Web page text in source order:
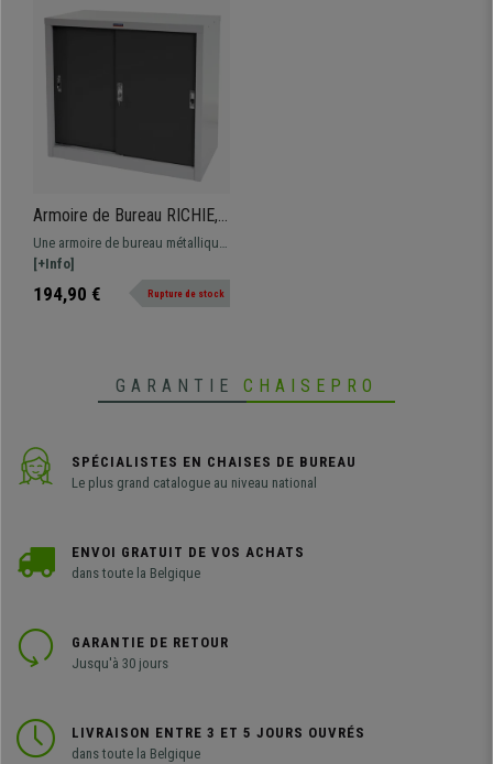
Armoire de Bureau RICHIE,
Portes Coulissantes,
Métallique, 83X91X46cm,
Une armoire de bureau métallique
pratique, portes coulissantes
avec serrures. Made in Europe :
qualité et solidité
[+Info]
194,90 € Rupture de stock
GARANTIE CHAISEPRO
SPÉCIALISTES EN CHAISES DE BUREAU
Le plus grand catalogue au niveau national
ENVOI GRATUIT DE VOS ACHATS
dans toute la Belgique
GARANTIE DE RETOUR
Jusqu'à 30 jours
LIVRAISON ENTRE 3 ET 5 JOURS OUVRÉS
dans toute la Belgique